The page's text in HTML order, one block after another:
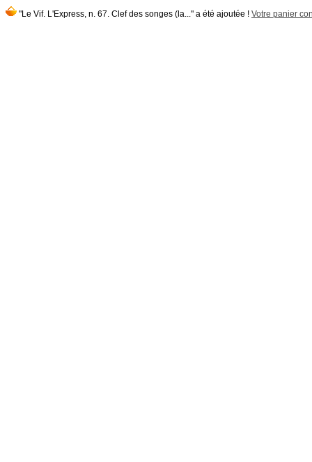
"Le Vif. L'Express, n. 67. Clef des songes (la..." a été ajoutée ! Votre panier